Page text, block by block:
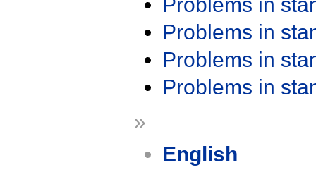
Problems in
Problems in
Problems in
Problems in
»
English